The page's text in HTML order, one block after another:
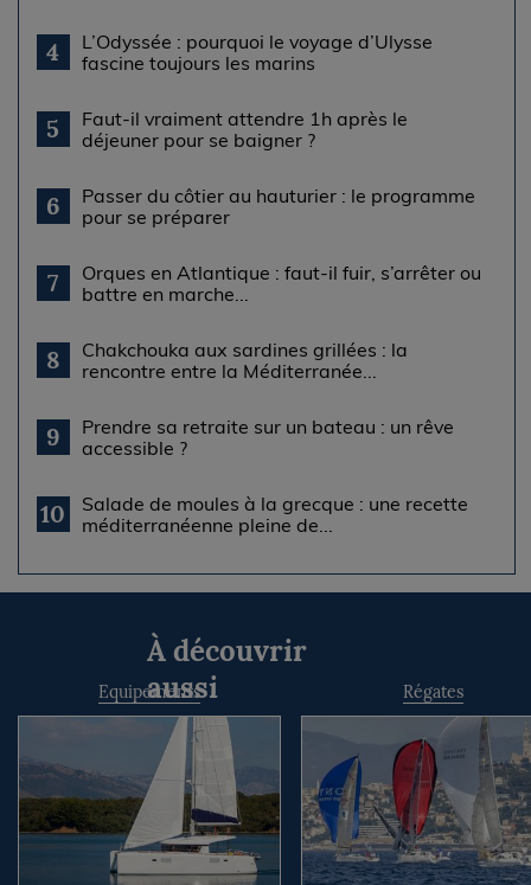
4
L’Odyssée : pourquoi le voyage d’Ulysse
fascine toujours les marins
5
Faut-il vraiment attendre 1h après le
déjeuner pour se baigner ?
6
Passer du côtier au hauturier : le programme
pour se préparer
7
Orques en Atlantique : faut-il fuir, s’arrêter ou
battre en marche...
8
Chakchouka aux sardines grillées : la
rencontre entre la Méditerranée...
9
Prendre sa retraite sur un bateau : un rêve
accessible ?
10
Salade de moules à la grecque : une recette
méditerranéenne pleine de...
À découvrir
aussi
Equipements Régates